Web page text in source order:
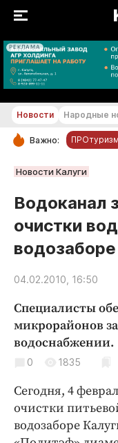
РЕКЛАМА
РУБРИКИ
Новости
Статьи
Народные
Авто и
Криминал
Культура
Общество
Погода
Новости Народные
Важно: ПРОтуризм
Новости Калуги
Водоканал
очистки
водозаборе
04.02.2010, 16:50
Специалисты
микрорайонов
водоснабжении.
0 1835
Сегодня, 4
очистки
водозаборе